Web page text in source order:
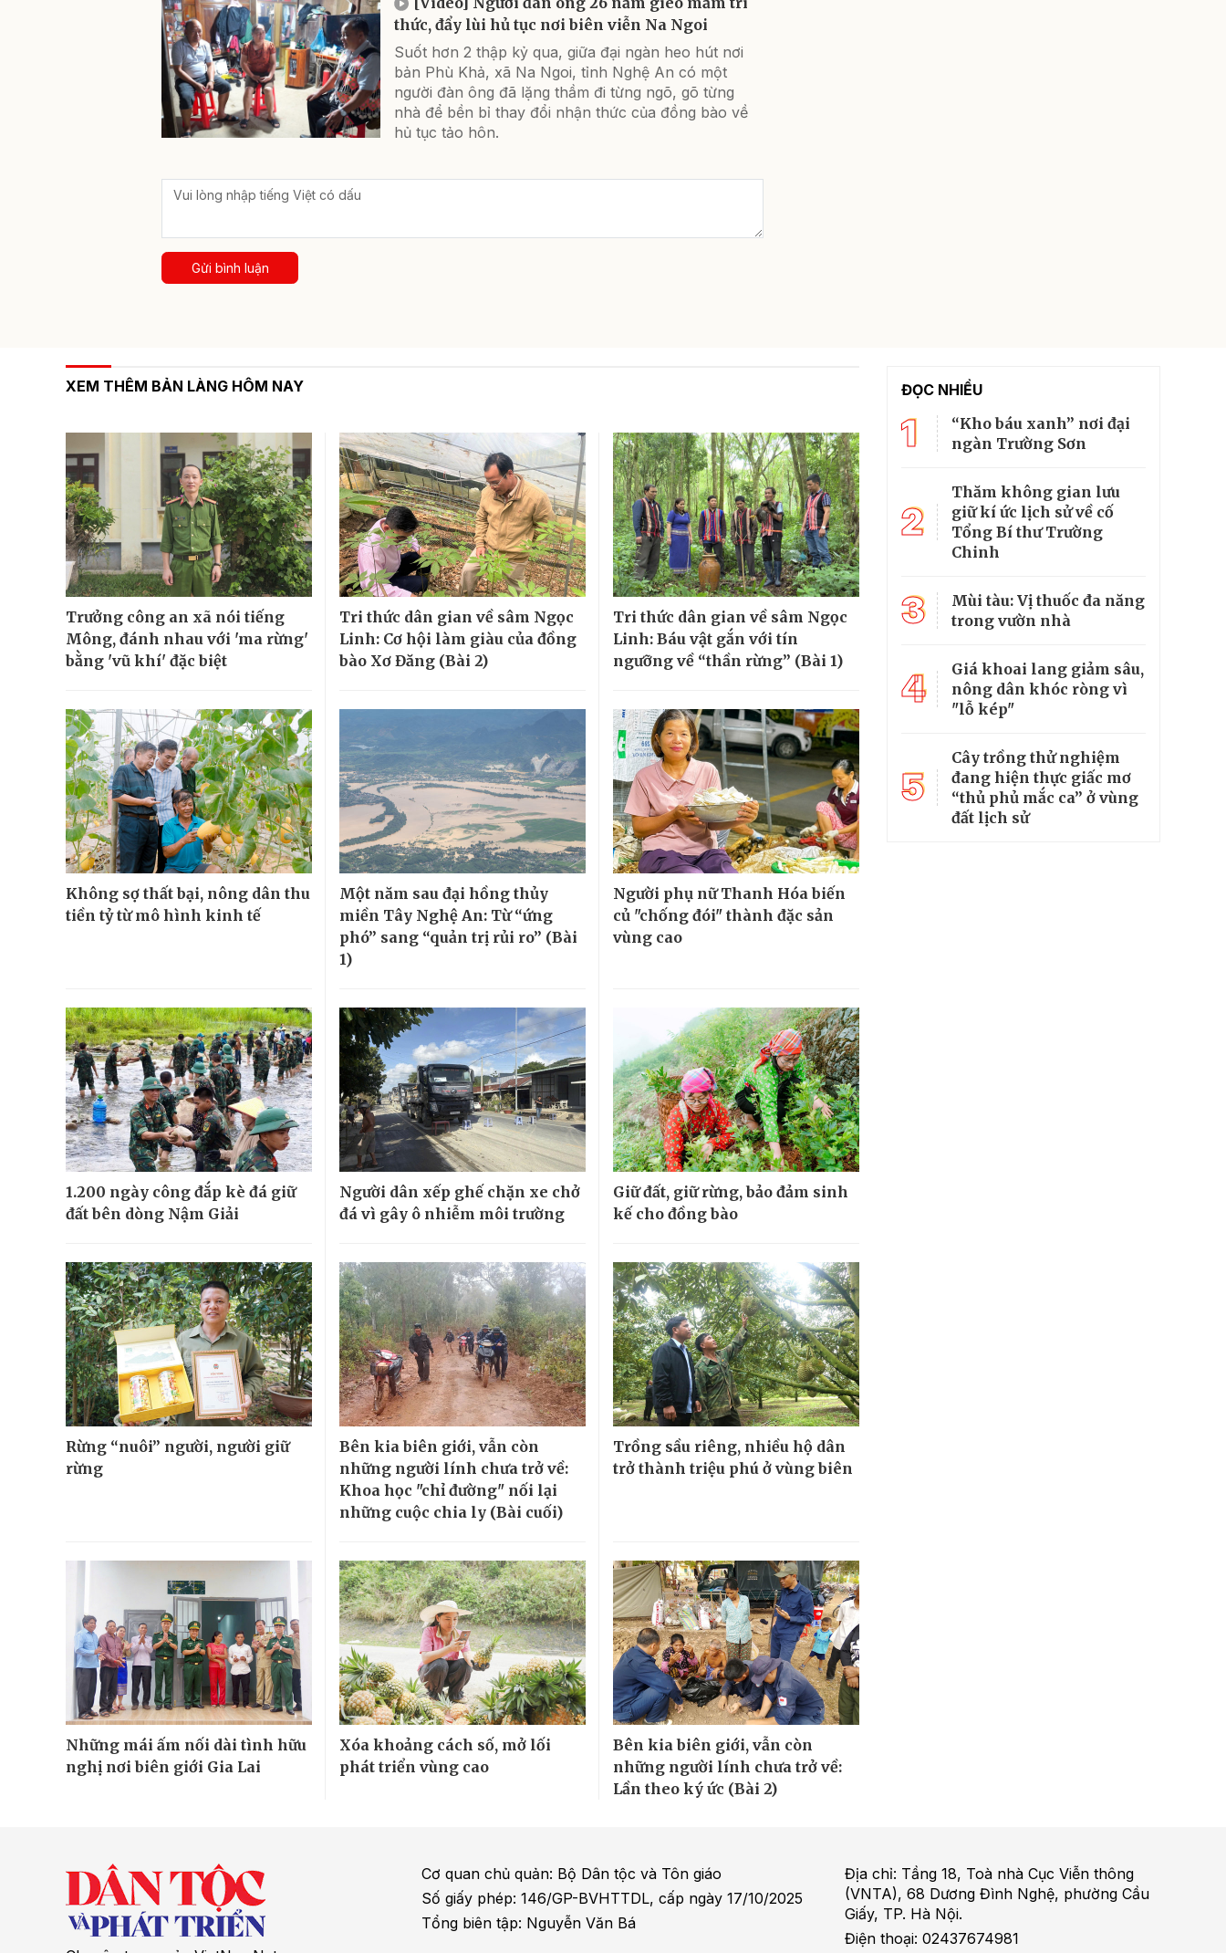
thức, đẩy lùi hủ tục nơi biên viễn Na Ngoi
Suốt hơn 2 thập kỷ qua, giữa đại ngàn heo hút nơi
bản Phù Khả, xã Na Ngoi, tỉnh Nghệ An có một
người đàn ông đã lặng thầm đi từng ngõ, gõ từng
nhà để bền bỉ thay đổi nhận thức của đồng bào về
hủ tục tảo hôn.
Gửi bình luận
XEM THÊM BẢN LÀNG HÔM NAY
Trưởng công an xã nói tiếng
Mông, đánh nhau với 'ma rừng'
bằng 'vũ khí' đặc biệt
Tri thức dân gian về sâm Ngọc
Linh: Cơ hội làm giàu của đồng
bào Xơ Đăng (Bài 2)
Tri thức dân gian về sâm Ngọc
Linh: Báu vật gắn với tín
ngưỡng về “thần rừng” (Bài 1)
Không sợ thất bại, nông dân thu
tiền tỷ từ mô hình kinh tế
Một năm sau đại hồng thủy
miền Tây Nghệ An: Từ “ứng
phó” sang “quản trị rủi ro” (Bài
1)
Người phụ nữ Thanh Hóa biến
củ "chống đói" thành đặc sản
vùng cao
1.200 ngày công đắp kè đá giữ
đất bên dòng Nậm Giải
Người dân xếp ghế chặn xe chở
đá vì gây ô nhiễm môi trường
Giữ đất, giữ rừng, bảo đảm sinh
kế cho đồng bào
Rừng “nuôi” người, người giữ
rừng
Bên kia biên giới, vẫn còn
những người lính chưa trở về:
Khoa học "chỉ đường" nối lại
những cuộc chia ly (Bài cuối)
Trồng sầu riêng, nhiều hộ dân
trở thành triệu phú ở vùng biên
Những mái ấm nối dài tình hữu
nghị nơi biên giới Gia Lai
Xóa khoảng cách số, mở lối
phát triển vùng cao
Bên kia biên giới, vẫn còn
những người lính chưa trở về:
Lần theo ký ức (Bài 2)
ĐỌC NHIỀU
1
“Kho báu xanh” nơi đại
ngàn Trường Sơn
2
Thăm không gian lưu
giữ kí ức lịch sử về cố
Tổng Bí thư Trường
Chinh
3
Mùi tàu: Vị thuốc đa năng
trong vườn nhà
4
Giá khoai lang giảm sâu,
nông dân khóc ròng vì
"lỗ kép"
5
Cây trồng thử nghiệm
đang hiện thực giấc mơ
“thủ phủ mắc ca” ở vùng
đất lịch sử
Cơ quan chủ quản: Bộ Dân tộc và Tôn giáo
Số giấy phép: 146/GP-BVHTTDL, cấp ngày 17/10/2025
Tổng biên tập: Nguyễn Văn Bá
Địa chỉ: Tầng 18, Toà nhà Cục Viễn thông
(VNTA), 68 Dương Đình Nghệ, phường Cầu
Giấy, TP. Hà Nội.
Điện thoại: 02437674981